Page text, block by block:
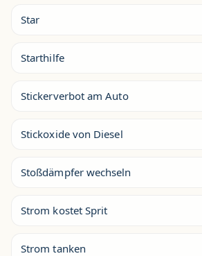
Star
Starthilfe
Stickerverbot am Auto
Stickoxide von Diesel
Stoßdämpfer wechseln
Strom kostet Sprit
Strom tanken